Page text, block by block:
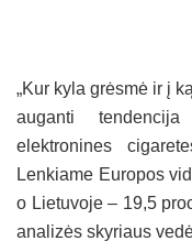
„Kur kyla grėsmė ir į
auganti
elektronines
Lenkiame Europos
o Lietuvoje – 19,5
analizės skyriaus